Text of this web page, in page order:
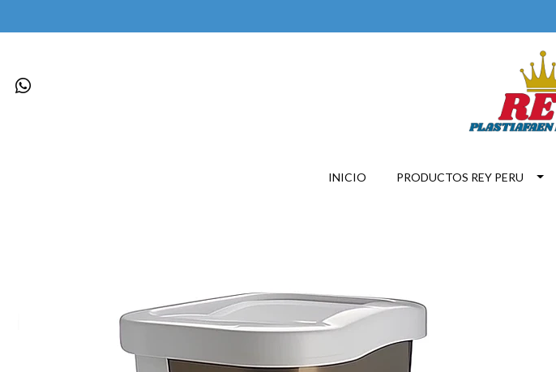
INICIO PRODUCTOS REY PERU